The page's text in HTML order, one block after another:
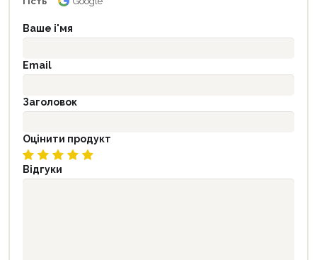
Ваше і'мя
Email
Заголовок
Оцінити продукт
Відгуки